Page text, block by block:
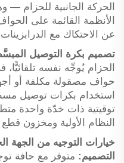
الحركة الجانبية للحزام
الأنظمة القائمة على
عن الاحتكاك مع الدرابزينات
تصميم بكرة التوصيل
الحزام يُوجِّه نفسه
حواف مصقولة مكلفة أو
استخدام بكرات توصيل
توقيتية ذات خدّة واحدة
النظام الأولية ومخزون قطع
خيارات التوجيه من الجهة
التصميم: متوفر مع حافة